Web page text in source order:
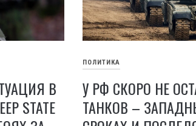
В
STATE
ПОЛИТИКА
У РФ СКОРО НЕ
ТАНКОВ –